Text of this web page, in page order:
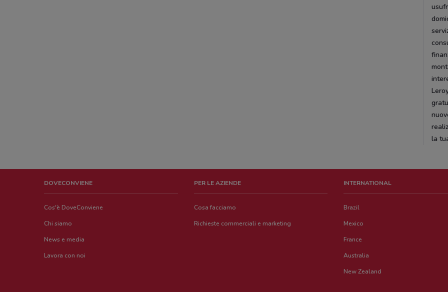
la
DOVECONVIENE
Cos'è DoveConviene
Chi siamo
News e media
Lavora con noi
PER LE AZIENDE
Cosa facciamo
Richieste commerciali e marketing
INTERNATIONAL
Brazil
Mexico
France
Australia
New Zealand